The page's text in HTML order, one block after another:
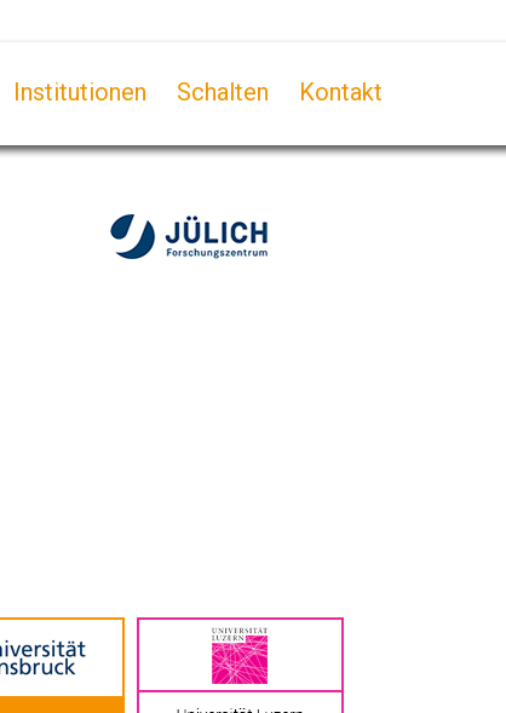
Institutionen Schalten Kontakt